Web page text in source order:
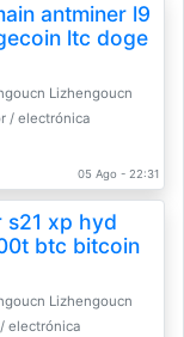
antminer l9
ltc doge
Lizhengoucn
/ electrónica
05 Ago - 22:31
s21 xp hyd
btc bitcoin
Lizhengoucn
electrónica